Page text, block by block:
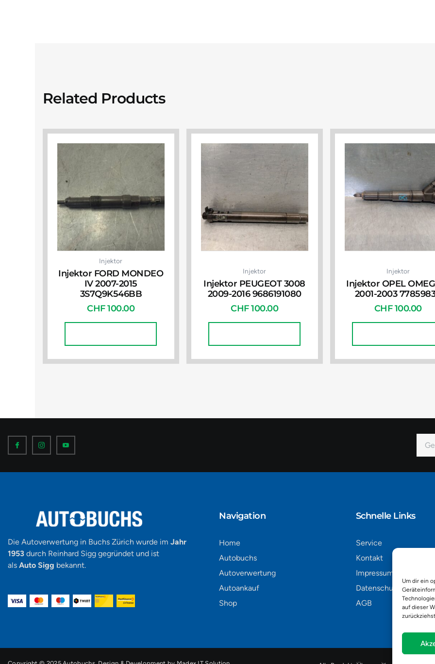
Um dir ein
auf dieser
Related Products
Injektor
Injektor FORD MONDEO
IV 2007-2015
3S7Q9K546BB
CHF100.00
Injektor
Injektor PEUGEOT 3008
2009-2016 9686191080
CHF100.00
Injektor
Injektor OPEL
2001-2003
CHF100.00
I
c
I
c
a
m
I
c
-
Mail
Die Autoverwertung in Buchs Zürich wurde im Jahr
1953 durch Reinhard Sigg gegründet und ist
als Auto Sigg bekannt.
Navigation​
Home
Autobuchs
Autoverwertung
Autoankauf
Shop
Schnelle Links
Service
Kontakt
Impressum
Datenschutz
AGB